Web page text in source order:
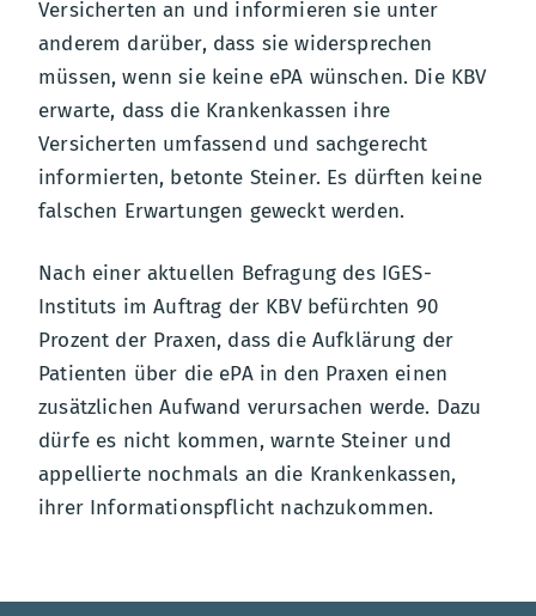
Versicherten an und informieren sie unter
anderem darüber, dass sie widersprechen
müssen, wenn sie keine ePA wünschen. Die KBV
erwarte, dass die Krankenkassen ihre
Versicherten umfassend und sachgerecht
informierten, betonte Steiner. Es dürften keine
falschen Erwartungen geweckt werden.
Nach einer aktuellen Befragung des IGES-
Instituts im Auftrag der KBV befürchten 90
Prozent der Praxen, dass die Aufklärung der
Patienten über die ePA in den Praxen einen
zusätzlichen Aufwand verursachen werde. Dazu
dürfe es nicht kommen, warnte Steiner und
appellierte nochmals an die Krankenkassen,
ihrer Informationspflicht nachzukommen.